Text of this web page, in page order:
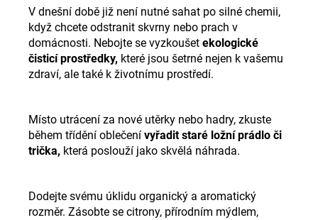
V dnešní době již není nutné sahat po silné chemii,
když chcete odstranit skvrny nebo prach v
domácnosti. Nebojte se vyzkoušet ekologické
čisticí prostředky, které jsou šetrné nejen k vašemu
zdraví, ale také k životnímu prostředí.
Místo utrácení za nové utěrky nebo hadry, zkuste
během třídění oblečení vyřadit staré ložní prádlo či
trička, která poslouží jako skvělá náhrada.
Dodejte svému úklidu organický a aromatický
rozměr. Zásobte se citrony, přírodním mýdlem,